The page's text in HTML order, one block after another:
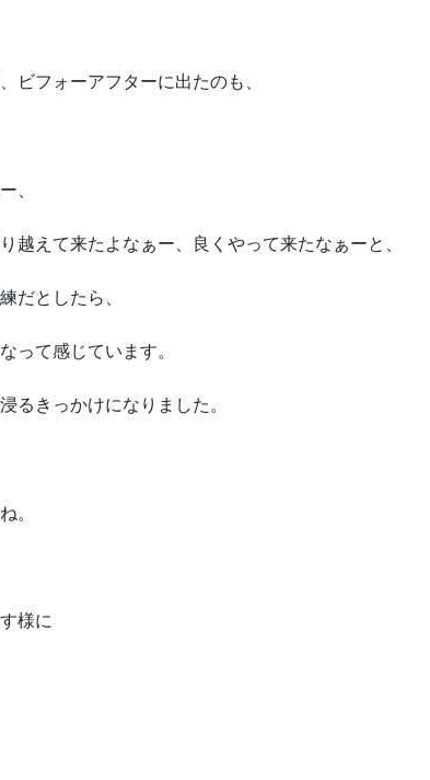
ビフォーアフターに出たのも、
、
越えて来たよなぁー、良くやって来たなぁーと、
だとしたら、
って感じています。
るきっかけになりました。
。
様に